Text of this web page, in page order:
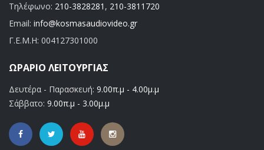
Τηλέφωνο: 210-3828281 , 210-3811720
Email: info@kosmasaudiovideo.gr
Γ.Ε.Μ.Η: 004127301000
ΩΡΆΡΙΟ ΛΕΙΤΟΥΡΓΊΑΣ
Δευτέρα - Παρασκευή: 9.00π.μ - 4.00μ.μ
Σάββατο: 9.00π.μ - 3.00μ.μ